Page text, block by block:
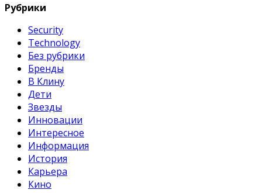
Рубрики
Security
Technology
Без рубрики
Бренды
В Клину
Дети
Звезды
Инновации
Интересное
Информация
История
Карьера
Кино